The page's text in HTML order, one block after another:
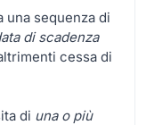
una sequenza di
di scadenza
cessa di
di una o più